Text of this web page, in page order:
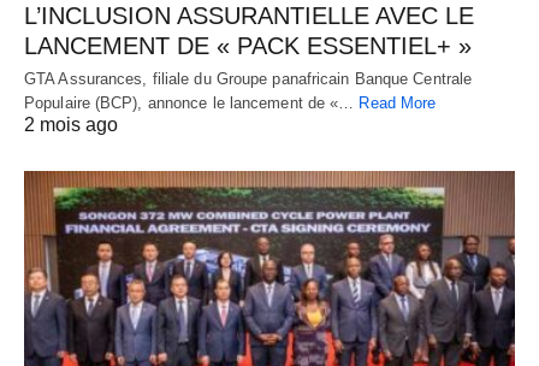
L’INCLUSION ASSURANTIELLE AVEC LE
LANCEMENT DE « PACK ESSENTIEL+ »
GTA Assurances, filiale du Groupe panafricain Banque Centrale
Populaire (BCP), annonce le lancement de «… Read More
2 mois ago